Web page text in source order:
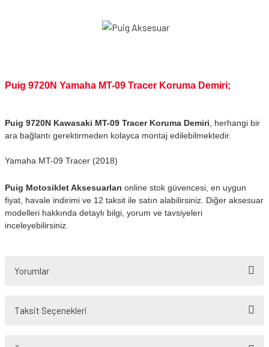
Puig 9720N Yamaha MT-09 Tracer Koruma Demiri;
Puig 9720N Kawasaki MT-09 Tracer Koruma Demiri , herhangi bir
ara bağlantı gerektirmeden kolayca montaj edilebilmektedir.
Yamaha MT-09 Tracer (2018)
Puig Motosiklet Aksesuarları online stok güvencesi, en uygun
fiyat, havale indirimi ve 12 taksit ile satın alabilirsiniz. Diğer aksesuar
modelleri hakkında detaylı bilgi, yorum ve tavsiyeleri
inceleyebilirsiniz.
Yorumlar
Taksit Seçenekleri